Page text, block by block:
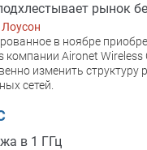
рынок
в ноябре
компании Aironet
изменить
сетей.
в 1 ГГц